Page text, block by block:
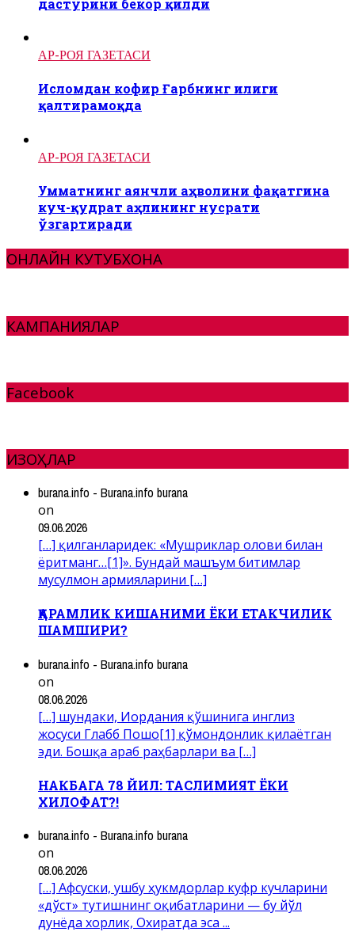
дастурини бекор қилди
АР-РОЯ ГАЗЕТАСИ
Исломдан кофир Ғарбнинг илиги
қалтирамоқда
АР-РОЯ ГАЗЕТАСИ
Умматнинг аянчли аҳволини фақатгина
куч-қудрат аҳлининг нусрати
ўзгартиради
ОНЛАЙН КУТУБХОНА
КАМПАНИЯЛАР
Facebook
ИЗОҲЛАР
burana.info - Burana.info burana
on
09.06.2026
[…] қилганларидек: «Мушриклар олови билан
ёритманг…[1]». Бундай машъум битимлар
мусулмон армияларини […]
ҚАРАМЛИК КИШАНИМИ ЁКИ ЕТАКЧИЛИК
ШАМШИРИ?
burana.info - Burana.info burana
on
08.06.2026
[…] шундаки, Иордания қўшинига инглиз
жосуси Глабб Пошо[1] қўмондонлик қилаётган
эди. Бошқа араб раҳбарлари ва […]
НАКБАГА 78 ЙИЛ: ТАСЛИМИЯТ ЁКИ
ХИЛОФАТ?!
burana.info - Burana.info burana
on
08.06.2026
[…] Афсуски, ушбу ҳукмдорлар куфр кучларини
«дўст» тутишнинг оқибатларини — бу йўл
дунёда хорлик, Охиратда эса ...